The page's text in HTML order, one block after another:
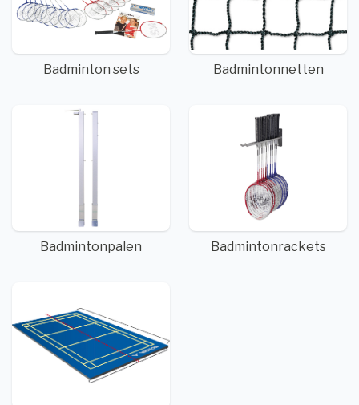
Badminton sets Badmintonnetten
Badmintonpalen Badmintonrackets